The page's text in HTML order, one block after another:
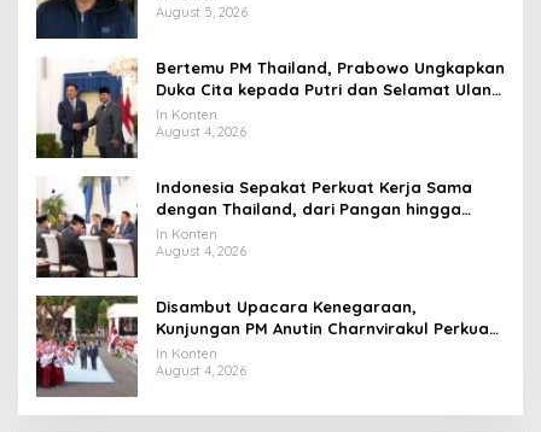
August 5, 2026
Bertemu PM Thailand, Prabowo Ungkapkan
Duka Cita kepada Putri dan Selamat Ulang
Tahun ke Raja Thailand
In Konten
August 4, 2026
Indonesia Sepakat Perkuat Kerja Sama
dengan Thailand, dari Pangan hingga
Ekonomi Digital
In Konten
August 4, 2026
Disambut Upacara Kenegaraan,
Kunjungan PM Anutin Charnvirakul Perkuat
Hubungan Indonesia-Thailand
In Konten
August 4, 2026